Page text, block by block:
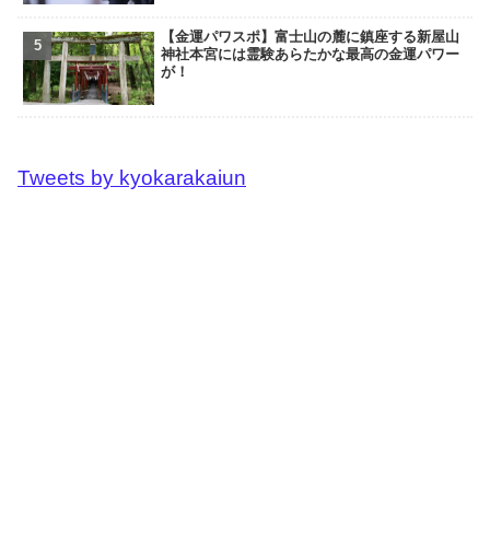
【金運パワスポ】富士山の麓に鎮座する新屋山
神社本宮には霊験あらたかな最高の金運パワー
が！
Tweets by kyokarakaiun